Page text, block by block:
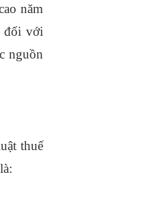
năm
đối với
nguồn
thuế